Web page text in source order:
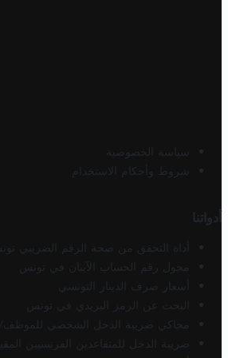
سياسة الخصوصية
شروط وأحكام الاستخدام
أدواتنا
أداة التحقق من صحة الرقم الضريبي
محول رقم الحساب الآيبان في تونس
أسعار صرف الدينار التونسي
البحث عن الرمز البريدي في تونس
محاكي ضريبة الدخل الشخصي للموظف/
ضريبة الدخل للمتقاعدين الفرنسيين